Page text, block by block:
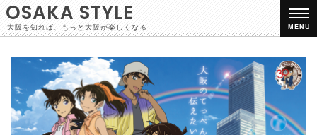
OSAKA STYLE
大阪を知れば、もっと大阪が楽しくなる MENU